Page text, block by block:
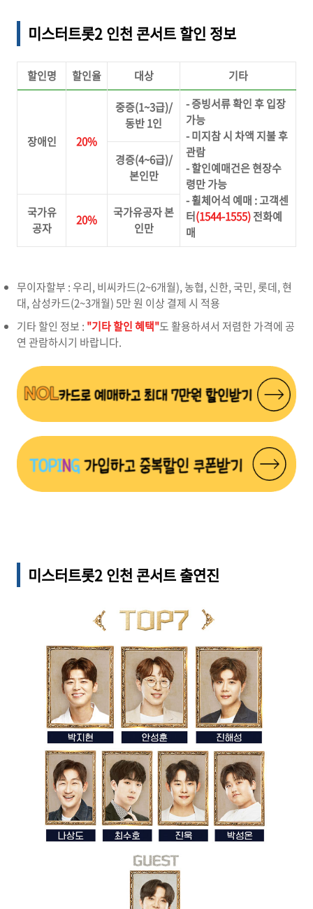
미스터트롯2 인천 콘서트 할인 정보
할인명 할인율 대상 기타
장애인 20%
중증(1~3급)/
동반 1인
- 증빙서류 확인 후 입장
가능
- 미지참 시 차액 지불 후
관람
- 할인예매건은 현장수
령만 가능
- 휠체어석 예매 : 고객센
터(1544-1555)전화예
매
경증(4~6급)/
본인만
국가유
공자
20%
국가유공자 본
인만
무이자할부 : 우리, 비씨카드(2~6개월), 농협, 신한, 국민, 롯데, 현
대, 삼성카드(2~3개월) 5만 원 이상 결제 시 적용
기타 할인 정보 : "기타 할인 혜택"도 활용하셔서 저렴한 가격에 공
연 관람하시기 바랍니다.
미스터트롯2 인천 콘서트 출연진